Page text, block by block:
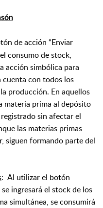
de acción “Enviar
consumo de stock,
acción simbólica para
cuenta con todos los
producción. En aquellos
materia prima al depósito
sin afectar el
las materias primas
siguen formando parte del
: Al utilizar el botón
ingresará el stock de los
simultánea, se consumirá